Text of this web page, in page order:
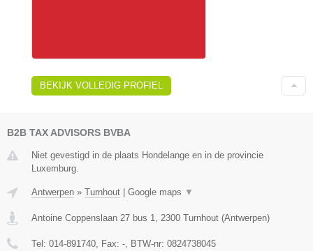
BEKIJK VOLLEDIG PROFIEL
B2B TAX ADVISORS BVBA
Niet gevestigd in de plaats Hondelange en in de provincie
Luxemburg.
Antwerpen » Turnhout Google maps ▼
Antoine Coppenslaan 27 bus 1, 2300 Turnhout (Antwerpen)
Tel: 014-891740, Fax: -, BTW-nr: 0824738045